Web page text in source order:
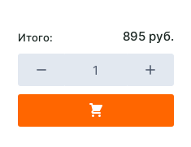
Итого: 895 руб.